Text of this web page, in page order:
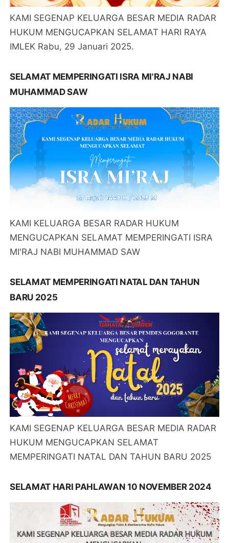
KAMI SEGENAP KELUARGA BESAR MEDIA RADAR
HUKUM MENGUCAPKAN SELAMAT HARI RAYA
IMLEK Rabu, 29 Januari 2025.
SELAMAT MEMPERINGATI ISRA MI'RAJ NABI
MUHAMMAD SAW
KAMI KELUARGA BESAR RADAR HUKUM
MENGUCAPKAN SELAMAT MEMPERINGATI ISRA
MI'RAJ NABI MUHAMMAD SAW
SELAMAT MEMPERINGATI NATAL DAN TAHUN
BARU 2025
KAMI SEGENAP KELUARGA BESAR MEDIA RADAR
HUKUM MENGUCAPKAN SELAMAT
MEMPERINGATI NATAL DAN TAHUN BARU 2025
SELAMAT HARI PAHLAWAN 10 NOVEMBER 2024